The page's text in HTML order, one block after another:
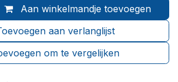
Aan winkelmandje toevoegen
om te vergelijken
aan verlanglijst